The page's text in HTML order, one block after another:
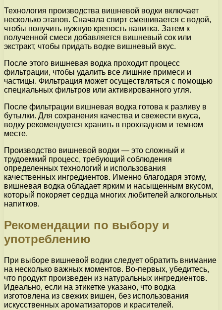
Технология производства вишневой водки включает
несколько этапов. Сначала спирт смешивается с водой,
чтобы получить нужную крепость напитка. Затем к
полученной смеси добавляется вишневый сок или
экстракт, чтобы придать водке вишневый вкус.
После этого вишневая водка проходит процесс
фильтрации, чтобы удалить все лишние примеси и
частицы. Фильтрация может осуществляться с помощью
специальных фильтров или активированного угля.
После фильтрации вишневая водка готова к разливу в
бутылки. Для сохранения качества и свежести вкуса,
водку рекомендуется хранить в прохладном и темном
месте.
Производство вишневой водки — это сложный и
трудоемкий процесс, требующий соблюдения
определенных технологий и использования
качественных ингредиентов. Именно благодаря этому,
вишневая водка обладает ярким и насыщенным вкусом,
который покоряет сердца многих любителей алкогольных
напитков.
Рекомендации по выбору и
употреблению
При выборе вишневой водки следует обратить внимание
на несколько важных моментов. Во-первых, убедитесь,
что продукт произведен из натуральных ингредиентов.
Идеально, если на этикетке указано, что водка
изготовлена из свежих вишен, без использования
искусственных ароматизаторов и красителей.